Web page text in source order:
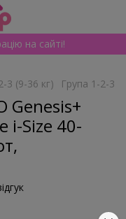
на сайті!
3 (9-36 кг) Група 1-2-3
Genesis+
i-Size 40-